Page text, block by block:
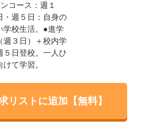
コース：週１
・週５日：自身の
学校生活。●進学
週３日）＋校内学
５日登校。一人ひ
て学習。
リストに追加【無料】